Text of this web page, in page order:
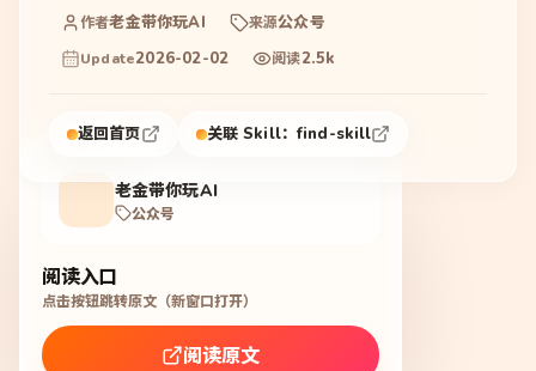
作者老金带你玩AI 来源公众号
Update2026-02-02 阅读2.5k
返回首页 关联 Skill：find-skill
老金带你玩AI
公众号
阅读入口
点击按钮跳转原文（新窗口打开）
阅读原文